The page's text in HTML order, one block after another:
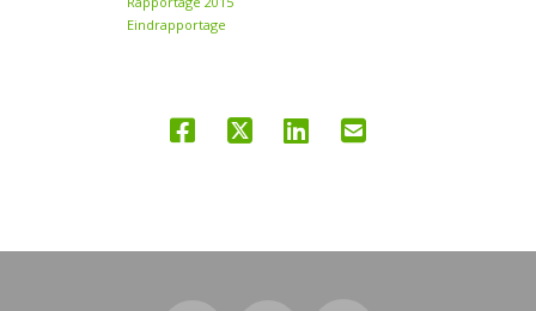
Eindrapportage